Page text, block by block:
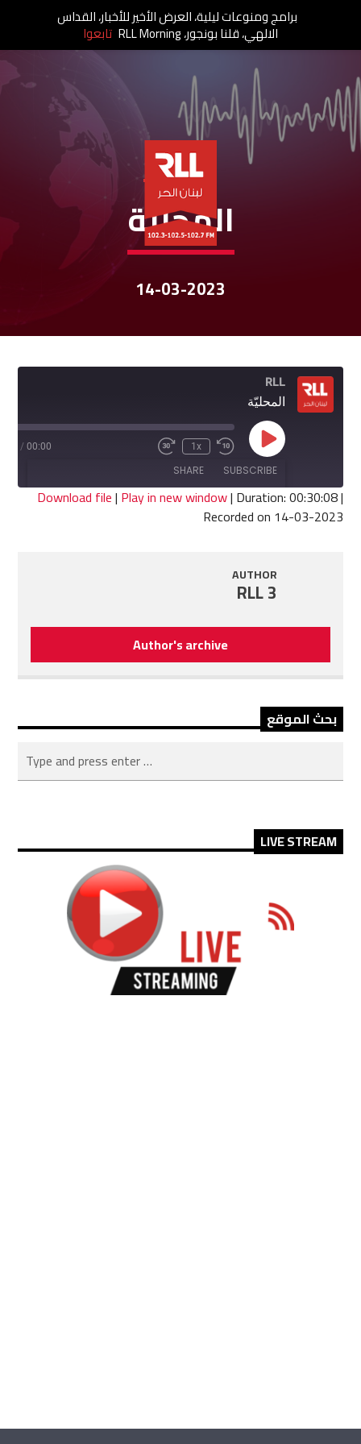
نشرات الأخبار
المحليّة
14-03-2023
RLL
المحليّة
Play
Episode
Rewind
10
Seconds
1x
Fast
seconds
00:00
/
SUBSCRIBE
SHARE
SHARE
Download file| Play in new window| Duration: 00:30:08|
Recorded on 14-03-2023
AUTHOR
RLL 3
Author's archive
بحث الموقع
LIVE STREAM
برامج ومنوعات ليلية، العرض الأخير للأخبار، القداس
الالهي، قلنا بونجور، RLL Morning تابعوا